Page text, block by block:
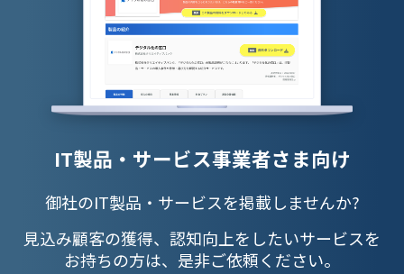
IT製品・サービス事業者さま向け
御社のIT製品・サービスを掲載しませんか?
見込み顧客の獲得、認知向上をしたいサービスを
お持ちの方は、是非ご依頼ください。